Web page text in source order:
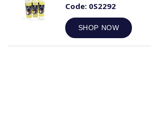
Code:0S2292
SHOP NOW